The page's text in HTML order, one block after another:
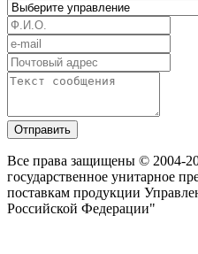
Отправить
Все права защищены © 2004-
государственное унитарное
поставкам продукции
Российской Федерации"